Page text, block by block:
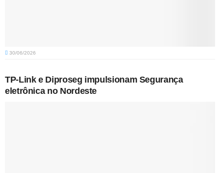
30/06/2026
TP-Link e Diproseg impulsionam Segurança
eletrônica no Nordeste